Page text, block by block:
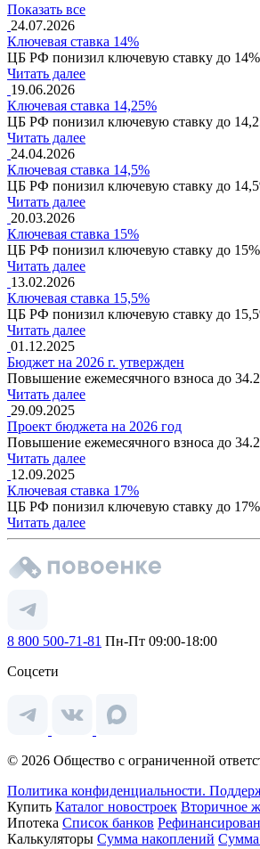
Показать все
24.07.2026
Ключевая ставка 14%
ЦБ РФ понизил ключевую ставку до 14%
Читать далее
19.06.2026
Ключевая ставка 14,25%
ЦБ РФ понизил ключевую ставку до
Читать далее
24.04.2026
Ключевая ставка 14,5%
ЦБ РФ понизил ключевую ставку до
Читать далее
20.03.2026
Ключевая ставка 15%
ЦБ РФ понизил ключевую ставку до 15%
Читать далее
13.02.2026
Ключевая ставка 15,5%
ЦБ РФ понизил ключевую ставку до
Читать далее
01.12.2025
Бюджет на 2026 г. утвержден
Повышение ежемесячного взноса до
Читать далее
29.09.2025
Проект бюджета на 2026 год
Повышение ежемесячного взноса до
Читать далее
12.09.2025
Ключевая ставка 17%
ЦБ РФ понизил ключевую ставку до 17%
Читать далее
8 800 500-71-81 Пн-Пт 09:00-18:00
Соцсети
© 2026 Общество с ограниченной
Политика конфиденциальности.
Купить Каталог новостроек Вторичное
Ипотека Список банков
Калькуляторы Сумма накоплений Сумма